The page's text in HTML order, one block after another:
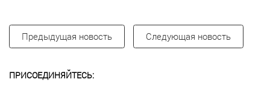
Предыдущая новость Следующая новость
ПРИСОЕДИНЯЙТЕСЬ: